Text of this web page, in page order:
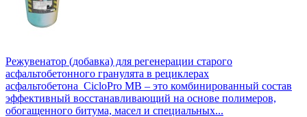
Режувенатор (добавка) для регенерации старого
асфальтобетонного гранулята в рециклерах
асфальтобетона CicloPro MB – это комбинированный состав
эффективный восстанавливающий на основе полимеров,
обогащенного битума, масел и специальных...